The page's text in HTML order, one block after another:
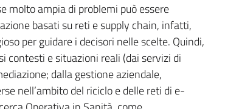
molto ampia di problemi può essere
basati su reti e supply chain, infatti,
per guidare i decisori nelle scelte. Quindi,
contesti e situazioni reali (dai servizi di
dalla gestione aziendale,
nell’ambito del riciclo e delle reti di e-